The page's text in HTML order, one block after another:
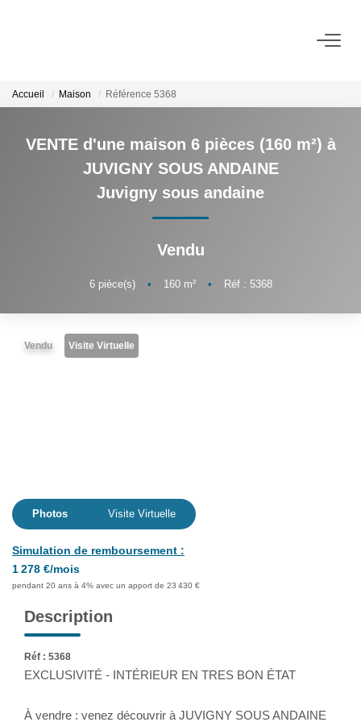
VENDRE
Accueil Maison Référence 5368
VENTE d'une maison 6 pièces (160 m²) à
JUVIGNY SOUS ANDAINE
Juvigny sous andaine
Vendu
6pièce(s) • 160m² • Réf : 5368
Vendu Visite Virtuelle
Simulation de remboursement :
1 278 €/mois
pendant 20 ans à 4% avec un apport de 23 430 €
Photos Visite Virtuelle
Description
Réf : 5368
EXCLUSIVITÉ - INTÉRIEUR EN TRES BON ÉTAT
À vendre : venez découvrir à JUVIGNY SOUS ANDAINE